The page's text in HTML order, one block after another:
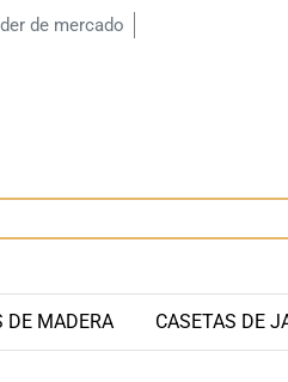
de mercado
DE MADERA CASETAS DE